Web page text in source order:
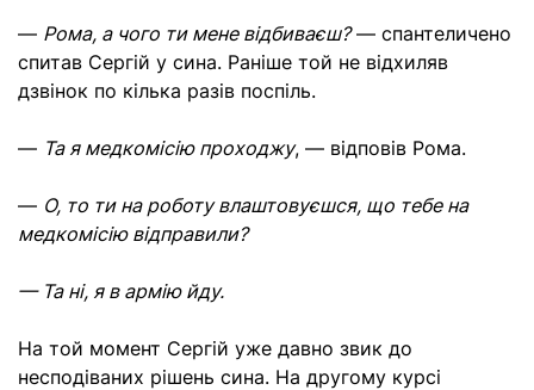
— Рома, а чого ти мене відбиваєш?— спантеличено
спитав Сергій у сина. Раніше той не відхиляв
дзвінок по кілька разів поспіль.
— Та я медкомісію проходжу, — відповів Рома.
— О, то ти на роботу влаштовуєшся, що тебе на
медкомісію відправили?
— Та ні, я в армію йду.
На той момент Сергій уже давно звик до
несподіваних рішень сина. На другому курсі